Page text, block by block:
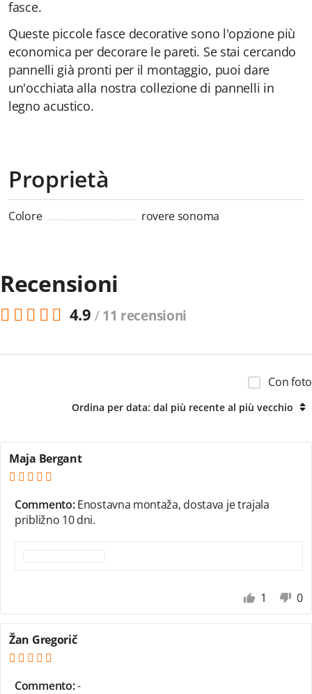
fasce.
Queste piccole fasce decorative sono l'opzione più
economica per decorare le pareti. Se stai cercando
pannelli già pronti per il montaggio, puoi dare
un'occhiata alla nostra collezione di pannelli in
legno acustico.
Proprietà
Colore rovere sonoma
Recensioni
4.9 /11 recensioni
Maja Bergant
Commento:Enostavna montaža, dostava je trajala
približno 10 dni.
1 0
Žan Gregorič
Commento:-
Con foto
Ordina per data: dal più recente al più vecchio